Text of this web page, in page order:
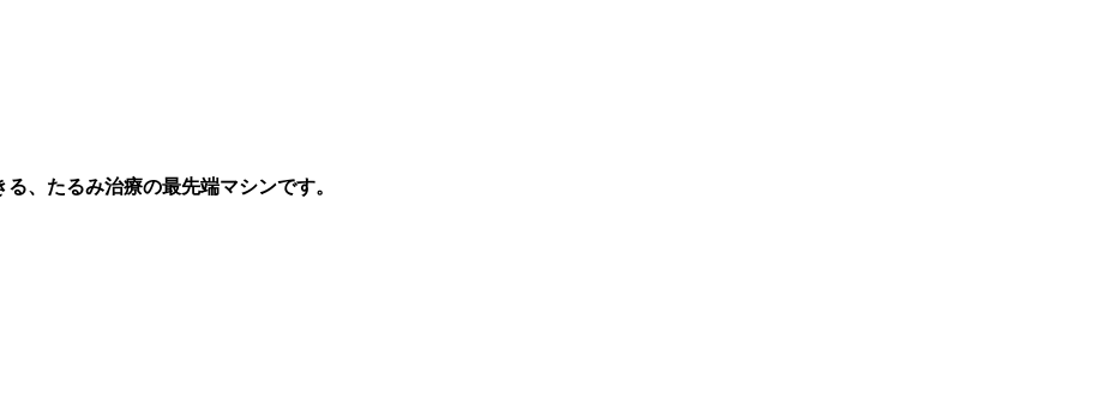
、たるみ治療の最先端マシンです。